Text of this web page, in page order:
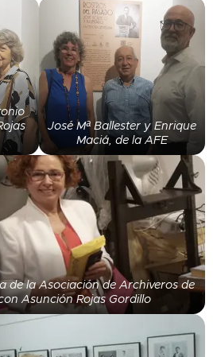
José Mª Ballester y Enrique
Maciá, de la AFE
de la Asociación de Archiveros de
Asunción Rojas Gordillo